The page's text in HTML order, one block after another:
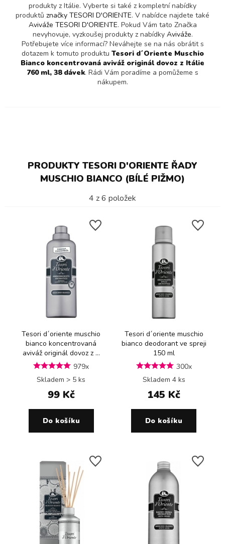
produkty z Itálie. Vyberte si také z kompletní nabídky
produktů značky TESORI D'ORIENTE. V nabídce najdete také
Aviváže TESORI D'ORIENTE. Pokud Vám tato Značka
nevyhovuje, vyzkoušej produkty z nabídky Aviváže.
Potřebujete více informací? Neváhejte se na nás obrátit s
dotazem k tomuto produktu Tesori d´Oriente Muschio
Bianco koncentrovaná aviváž originál dovoz z Itálie
760 ml, 38 dávek. Rádi Vám poradíme a pomůžeme s
nákupem.
PRODUKTY TESORI D'ORIENTE ŘADY
MUSCHIO BIANCO (BÍLÉ PIŽMO)
4 z6 položek
Tesori d´oriente muschio
bianco koncentrovaná
aviváž originál dovoz z ...
979x
Skladem > 5 ks
99 Kč
Do košíku
Tesori d´oriente muschio
bianco deodorant ve spreji
150 ml
300x
Skladem 4 ks
145 Kč
Do košíku